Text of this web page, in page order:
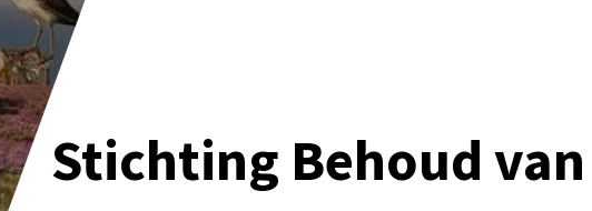
Stichting Behoud